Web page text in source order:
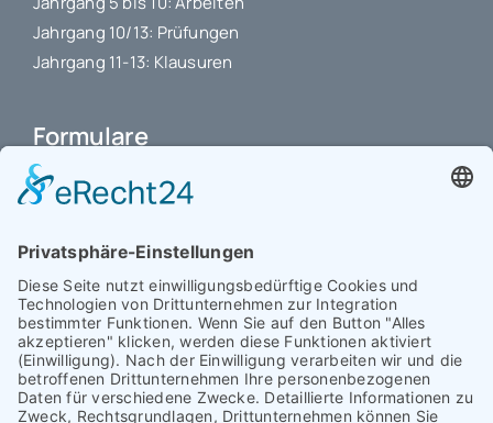
Jahrgang 10/13: Prüfungen
Jahrgang 11-13: Klausuren
Formulare
Schulbuchkauf Schuljahr 2026-2027
Antrag auf Erstattung von Auslagen
Interner L-S-Beschwerdezettel
Antrag auf Freistellung vom Unterricht
Antrag für selbstständigen Heimweg bei Unwohlsein
(ab Jg. 9)
Antrag 10GL Pausenregelung
Datenschutz-Information